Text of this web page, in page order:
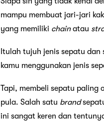
mampu membuat jari-jari
yang memiliki chainatau
Itulah tujuh jenis sepatu
kamu menggunakan jenis
Tapi, membeli sepatu paling
pula. Salah satu brand
ini sangat keren dan